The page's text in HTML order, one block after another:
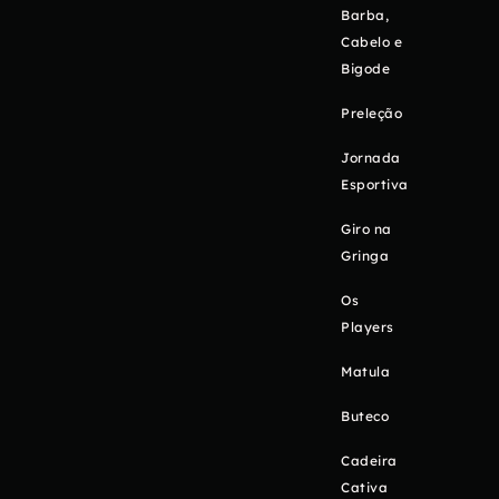
Barba,
Cabelo e
Bigode
Preleção
Jornada
Esportiva
Giro na
Gringa
Os
Players
Matula
Buteco
Cadeira
Cativa